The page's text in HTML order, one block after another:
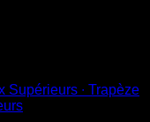
Supérieurs ∙ Trapèze